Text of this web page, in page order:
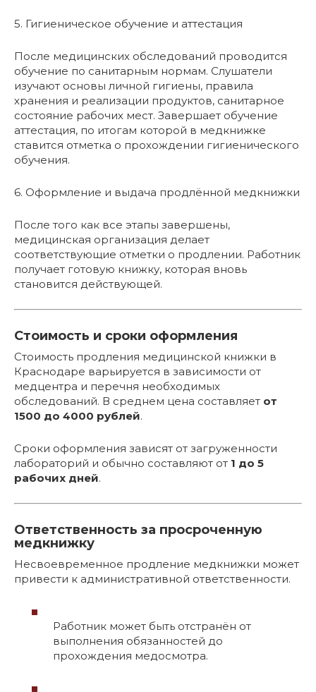
5. Гигиеническое обучение и аттестация
После медицинских обследований проводится
обучение по санитарным нормам. Слушатели
изучают основы личной гигиены, правила
хранения и реализации продуктов, санитарное
состояние рабочих мест. Завершает обучение
аттестация, по итогам которой в медкнижке
ставится отметка о прохождении гигиенического
обучения.
6. Оформление и выдача продлённой медкнижки
После того как все этапы завершены,
медицинская организация делает
соответствующие отметки о продлении. Работник
получает готовую книжку, которая вновь
становится действующей.
Стоимость и сроки оформления
Стоимость продления медицинской книжки в
Краснодаре варьируется в зависимости от
медцентра и перечня необходимых
обследований. В среднем цена составляет от
1500 до 4000 рублей.
Сроки оформления зависят от загруженности
лабораторий и обычно составляют от 1 до 5
рабочих дней.
Ответственность за просроченную
медкнижку
Несвоевременное продление медкнижки может
привести к административной ответственности.
Работник может быть отстранён от
выполнения обязанностей до
прохождения медосмотра.